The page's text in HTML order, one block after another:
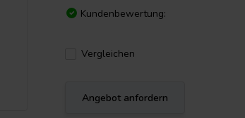
Kundenbewertung:
Vergleichen
Angebot anfordern